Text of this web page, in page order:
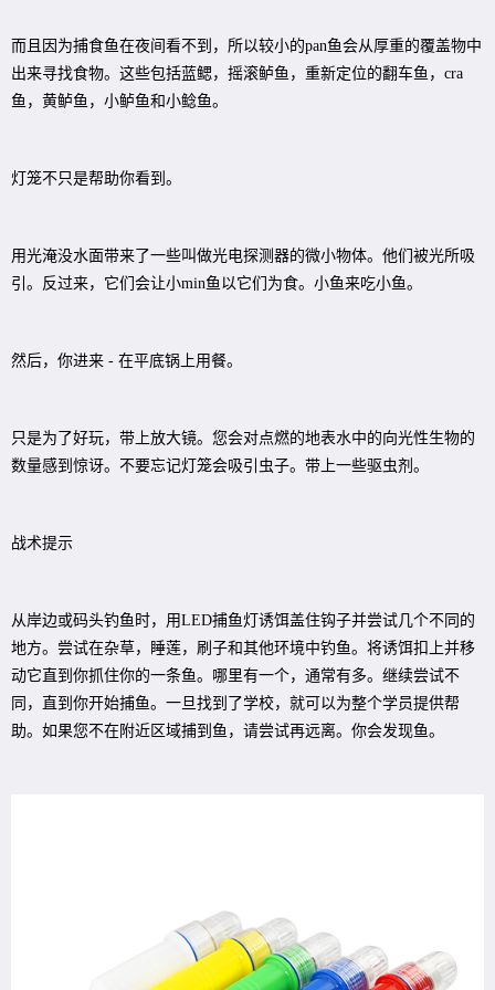
而且因为捕食鱼在夜间看不到，所以较小的pan鱼会从厚重的覆盖物中
出来寻找食物。这些包括蓝鳃，摇滚鲈鱼，重新定位的翻车鱼，cra
鱼，黄鲈鱼，小鲈鱼和小鲶鱼。
灯笼不只是帮助你看到。
用光淹没水面带来了一些叫做光电探测器的微小物体。他们被光所吸
引。反过来，它们会让小min鱼以它们为食。小鱼来吃小鱼。
然后，你进来 - 在平底锅上用餐。
只是为了好玩，带上放大镜。您会对点燃的地表水中的向光性生物的
数量感到惊讶。不要忘记灯笼会吸引虫子。带上一些驱虫剂。
战术提示
从岸边或码头钓鱼时，用LED捕鱼灯诱饵盖住钩子并尝试几个不同的
地方。尝试在杂草，睡莲，刷子和其他环境中钓鱼。将诱饵扣上并移
动它直到你抓住你的一条鱼。哪里有一个，通常有多。继续尝试不
同，直到你开始捕鱼。一旦找到了学校，就可以为整个学员提供帮
助。如果您不在附近区域捕到鱼，请尝试再远离。你会发现鱼。